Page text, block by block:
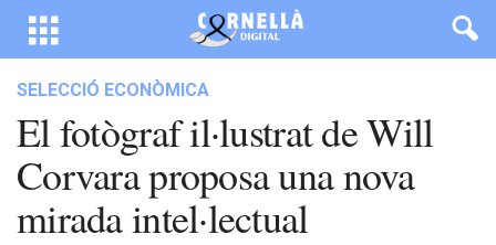
SELECCIÓ ECONÒMICA
El fotògraf il·lustrat de Will
Corvara proposa una nova
mirada intel·lectual